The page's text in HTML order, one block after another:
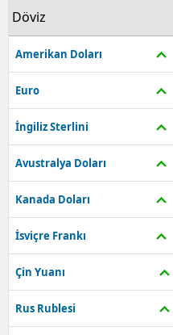
Döviz
Amerikan Doları
Euro
İngiliz Sterlini
Avustralya Doları
Kanada Doları
İsviçre Frankı
Çin Yuanı
Rus Rublesi